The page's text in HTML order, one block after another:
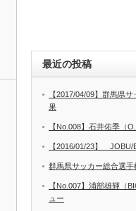
最近の投稿
【2017/04/09】群馬県
果
【No.008】石井佑季（
【2016/01/23】 JOBU/
群馬県サッカー総合選
【No.007】浦部雄輝（
ュー